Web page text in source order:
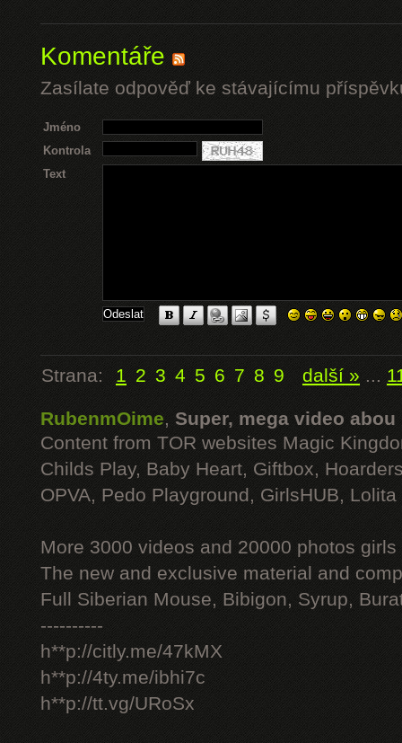
Komentáře
Zasílate odpověď ke stávajícímu
Jméno
Kontrola
Text
Strana: 1 2 3 4 5 6 7 8 9 další » ...
RubenmOime, Super, mega video abou
Content from TOR websites Magic
Childs Play, Baby Heart, Giftbox,
OPVA, Pedo Playground, GirlsHUB, Lolita
More 3000 videos and 20000 photos
The new and exclusive material and
Full Siberian Mouse, Bibigon, Syrup,
----------
h**p://citly.me/47kMX
h**p://4ty.me/ibhi7c
h**p://tt.vg/URoSx